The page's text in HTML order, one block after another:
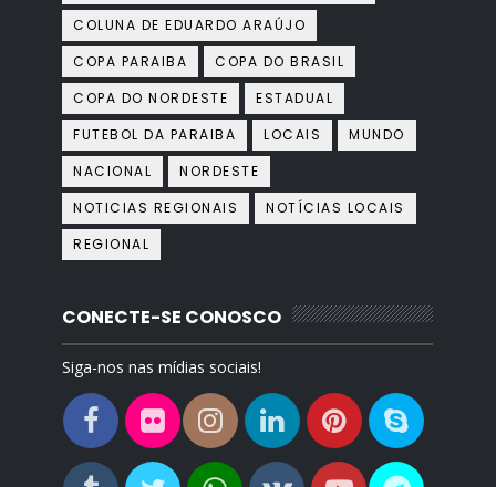
COLUNA DE EDUARDO ARAÚJO
COPA PARAIBA
COPA DO BRASIL
COPA DO NORDESTE
ESTADUAL
FUTEBOL DA PARAIBA
LOCAIS
MUNDO
NACIONAL
NORDESTE
NOTICIAS REGIONAIS
NOTÍCIAS LOCAIS
REGIONAL
CONECTE-SE CONOSCO
Siga-nos nas mídias sociais!